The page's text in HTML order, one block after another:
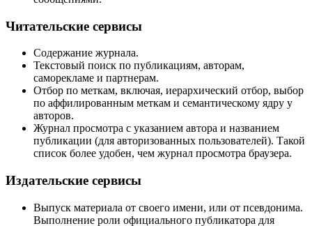
Читательские сервисы
Содержание журнала.
Текстовый поиск по публикациям, авторам,
саморекламе и партнерам.
Отбор по меткам, включая, иерархический отбор, выбор
по аффилированным меткам и семантическому ядру у
авторов.
Журнал просмотра с указанием автора и названием
публикации (для авторизованных пользователей). Такой
список более удобен, чем журнал просмотра браузера.
Издательские сервисы
Выпуск материала от своего имени, или от псевдонима.
Выполнение роли официального публикатора для